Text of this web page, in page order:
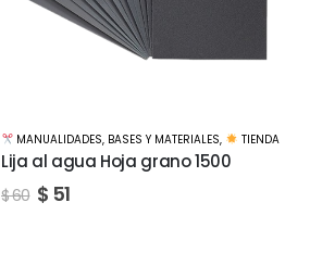
MANUALIDADES, BASES Y MATERIALES, TIENDA
Lija al agua Hoja grano 2000
$60 $ 51